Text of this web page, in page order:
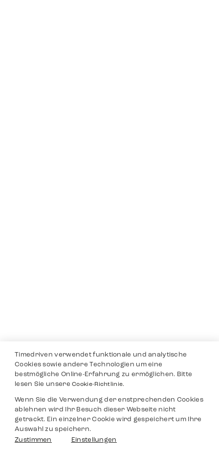
Timedriven verwendet funktionale und analytische
Cookies sowie andere Technologien um eine
bestmögliche Online-Erfahrung zu ermöglichen. Bitte
lesen Sie unsereCookie-Richtlinie.
Wenn Sie die Verwendung der enstprechenden Cookies
ablehnen wird Ihr Besuch dieser Webseite nicht
getrackt. Ein einzelner Cookie wird gespeichert um Ihre
Auswahl zu speichern.
Zustimmen
Einstellungen